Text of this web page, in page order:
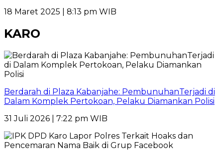
18 Maret 2025 | 8:13 pm WIB
KARO
Berdarah di Plaza Kabanjahe: PembunuhanTerjadi di
Dalam Komplek Pertokoan, Pelaku Diamankan Polisi
31 Juli 2026 | 7:22 pm WIB